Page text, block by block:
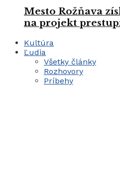
Mesto Rožňava
na projekt
Kultúra
Ľudia
Všetky články
Rozhovory
Príbehy